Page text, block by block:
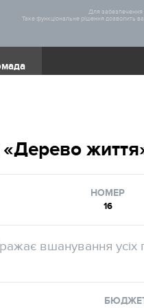
Для забезпечення
Таке функціональне рішення дозволить
НОМЕР
16
вшанування усіх